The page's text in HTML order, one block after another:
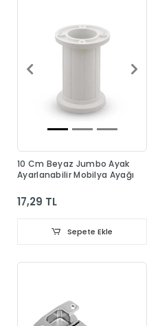
10 Cm Beyaz Jumbo Ayak
Ayarlanabilir Mobilya Ayağı
17,29 TL
Sepete Ekle